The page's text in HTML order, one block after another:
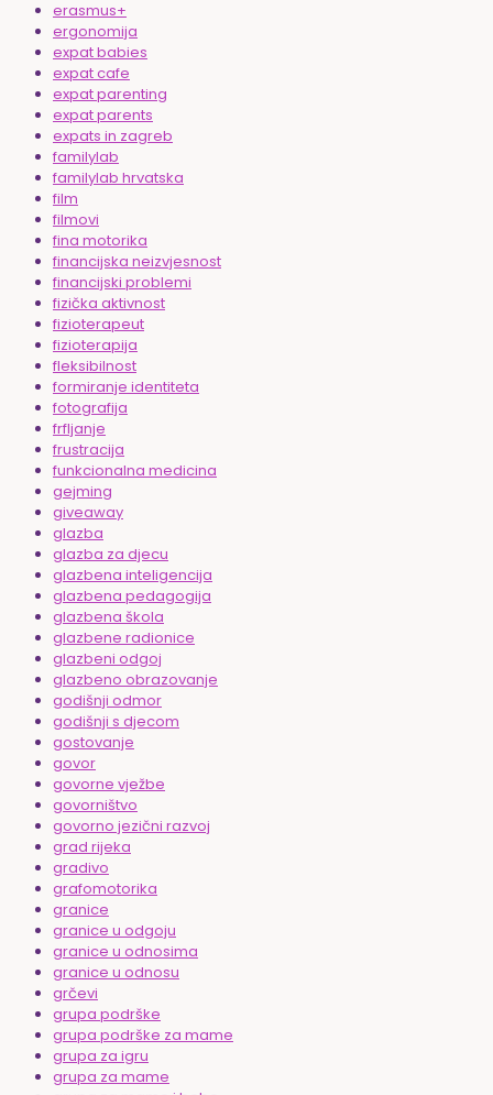
erasmus+
ergonomija
expat babies
expat cafe
expat parenting
expat parents
expats in zagreb
familylab
familylab hrvatska
film
filmovi
fina motorika
financijska neizvjesnost
financijski problemi
fizička aktivnost
fizioterapeut
fizioterapija
fleksibilnost
formiranje identiteta
fotografija
frfljanje
frustracija
funkcionalna medicina
gejming
giveaway
glazba
glazba za djecu
glazbena inteligencija
glazbena pedagogija
glazbena škola
glazbene radionice
glazbeni odgoj
glazbeno obrazovanje
godišnji odmor
godišnji s djecom
gostovanje
govor
govorne vježbe
govorništvo
govorno jezični razvoj
grad rijeka
gradivo
grafomotorika
granice
granice u odgoju
granice u odnosima
granice u odnosu
grčevi
grupa podrške
grupa podrške za mame
grupa za igru
grupa za mame